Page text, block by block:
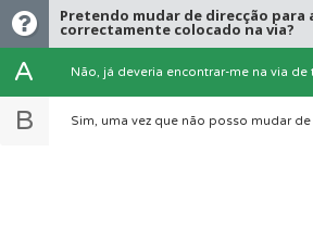
Pretendo mudar de direcção
correctamente colocado na via?
A Não, já deveria encontrar-me na via
B Sim, uma vez que não posso mudar